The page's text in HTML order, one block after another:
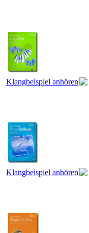
Klangbeispiel anhören
Klangbeispiel anhören